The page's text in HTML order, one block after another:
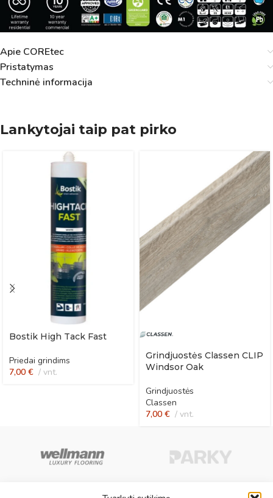
Apie COREtec
Pristatymas
Techninė informacija
Lankytojai taip pat pirko
Bostik High Tack Fast
Priedai grindims
7,00 € vnt.
Grindjuostės Classen CLIP
Windsor Oak
Grindjuostės
Classen
7,00 € vnt.